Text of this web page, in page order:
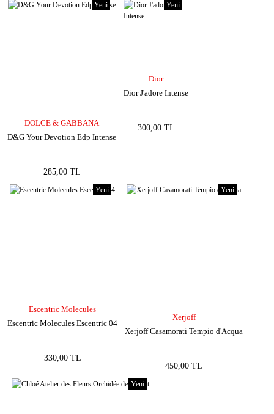
Yeni
DOLCE & GABBANA
D&G Your Devotion Edp Intense
285,00 TL
Yeni
Dior
Dior J'adore Intense
300,00 TL
Yeni
Escentric Molecules
Escentric Molecules Escentric 04
330,00 TL
Yeni
Xerjoff
Xerjoff Casamorati Tempio d'Acqua
450,00 TL
Yeni